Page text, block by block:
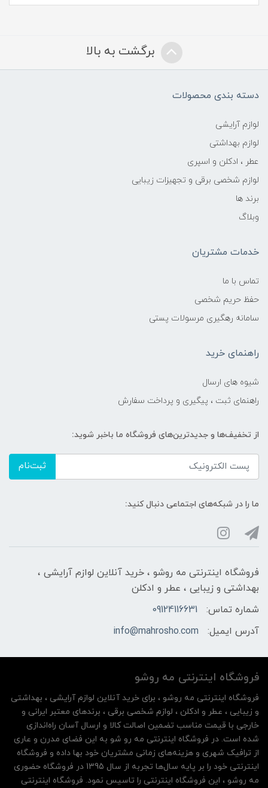
برگشت به بالا
دسته بندی محصولات
لوازم آرایشی
لوازم بهداشتی
عطر ، ادکلن و اسپری
لوازم شخصی برقی و تجهیزات زیبایی
برند ها
وبلاگ
خدمات مشتریان
تماس با ما
حفظ حریم شخصی
سامانه رهگیری مرسولات پستی
راهنمای خرید
شیوه های ارسال
راهنمای ثبت ، پیگیری و پرداخت سفارش
از تخفیف‌ها و جدیدترین‌های فروشگاه ما باخبر شوید:
ثبت‌نام
ما را در شبکه‌های اجتماعی دنبال کنید:
فروشگاه اینترنتی مه‌ رو‌شو ، خرید آنلاین لوازم آرایشی ،
بهداشتی و زیبایی ، عطر و ادکلن
شماره تماس:
09124116631
آدرس ایمیل:
info@mahrosho.com
فروشگاه اینترنتی مه‌ رو‌شو
فروشگاه اینترنتی مه‌ رو‌شو ، برای خرید آنلاین لوازم آرایشی ، بهداشتی
و زیبایی ، عطر و ادکلن ، لوازم شخصی برقی ، برندهای معتبر ایرانی و
خارجی با قیمت مناسب تضمین اصالت کالا و ارسال آسان راه‌اندازی
شده است. در فروشگاه اینترنتی مه رو شو به این فضای مدرن و عاری
از ترافیک شهری و هزینه‌های زمانی مشتریان خود بها داده و فروشگاه
اینترنتی خود را بر پایه سال‌ها تجربه از سال 1395 در فروشگاه حضوری
مه روشو ، این فروشگاه اینترنتی را تاسیس نمود. فروشگاه اینترنتی